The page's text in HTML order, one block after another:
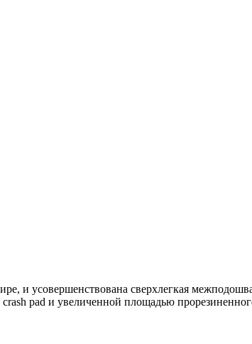
и усовершенствована сверхлегкая
pad и увеличенной площадью